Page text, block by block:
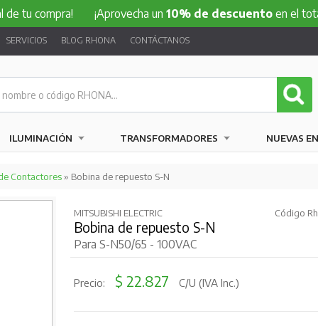
¡Aprovecha un10% de descuentoen el total de tu
SERVICIOS BLOG RHONA CONTÁCTANOS
ILUMINACIÓN TRANSFORMADORES NUEVAS
Contactores» Bobina de repuesto S-N
MITSUBISHI ELECTRIC Código
Bobina de repuesto S-N
Para S-N50/65 - 100VAC
Precio: $ 22.827 C/U (IVA Inc.)